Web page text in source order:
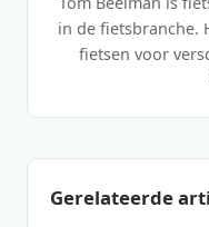
in de fietsbranche.
fietsen voor
Gerelateerde